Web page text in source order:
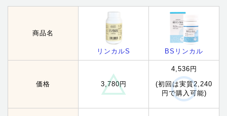
商品名
リンカルS BSリンカル
価格 3,780円
4,536円
(初回は実質2,240
円で購入可能)